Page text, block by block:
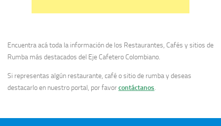
Encuentra acá toda la información de los Restaurantes, Cafés y sitios de
Rumba más destacados del Eje Cafetero Colombiano.
Si representas algún restaurante, café o sitio de rumba y deseas
destacarlo en nuestro portal, por favorcontáctanos.